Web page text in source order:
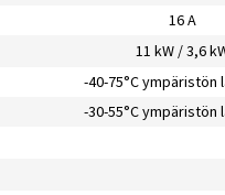
16 A
11 kW / 3,6
-40-75°C ympäristön
-30-55°C ympäristön